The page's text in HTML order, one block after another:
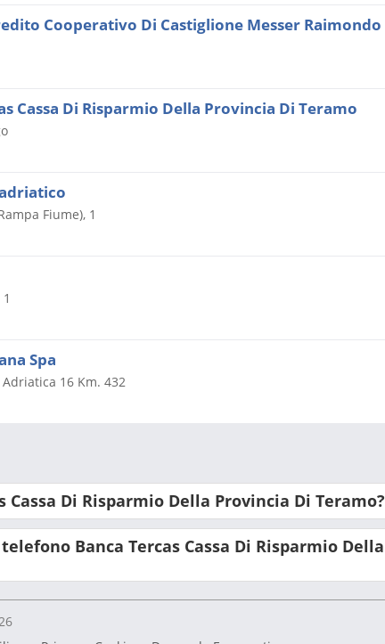
Cassa Di Risparmio Della Provincia Di Teramo
Fiume), 1
Spa
16 Km. 432
Cassa Di Risparmio Della Provincia Di Teramo?
Banca Tercas Cassa Di Risparmio Della